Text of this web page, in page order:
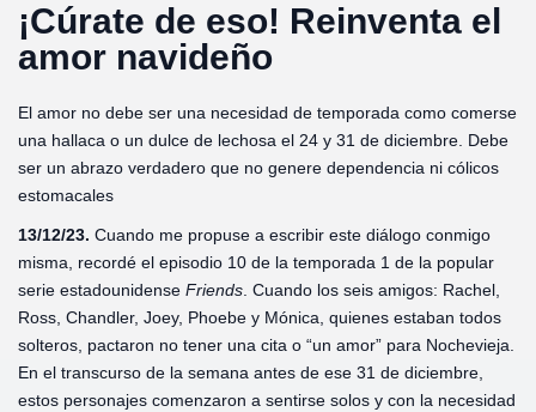
¡Cúrate de eso! Reinventa el
amor navideño
El amor no debe ser una necesidad de temporada como comerse
una hallaca o un dulce de lechosa el 24 y 31 de diciembre. Debe
ser un abrazo verdadero que no genere dependencia ni cólicos
estomacales
13/12/23. Cuando me propuse a escribir este diálogo conmigo
misma, recordé el episodio 10 de la temporada 1 de la popular
serie estadounidense Friends . Cuando los seis amigos: Rachel,
Ross, Chandler, Joey, Phoebe y Mónica, quienes estaban todos
solteros, pactaron no tener una cita o “un amor” para Nochevieja.
En el transcurso de la semana antes de ese 31 de diciembre,
estos personajes comenzaron a sentirse solos y con la necesidad